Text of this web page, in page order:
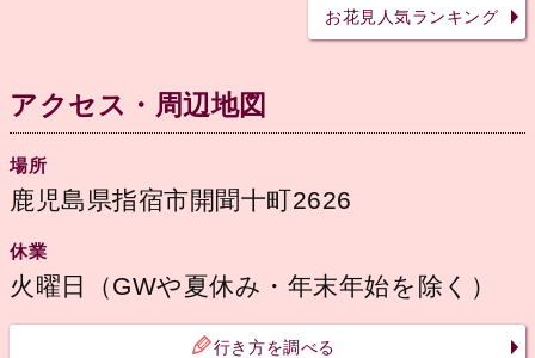
お花見人気ランキング
アクセス・周辺地図
場所
鹿児島県指宿市開聞十町2626
休業
火曜日（GWや夏休み・年末年始を除く）
行き方を調べる